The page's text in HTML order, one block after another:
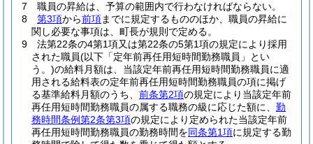
7
職員の昇給は、予算の範囲内で行わなければならない。
8
第3項から前項までに規定するもののほか、職員の昇給に
関し必要な事項は、町長が規則で定める。
9
法第22条の4第1項又は第22条の5第1項の規定により採用
された職員(以下「定年前再任用短時間勤務職員」とい
う。)の給料月額は、当該定年前再任用短時間勤務職員に適
用される給料表の定年前再任用短時間勤務職員の項に掲げ
る基準給料月額のうち、 前条第2項の規定により当該定年前
再任用短時間勤務職員の属する職務の級に応じた額に、 勤
務時間条例第2条第3項の規定により定められた当該定年前
再任用短時間勤務職員の勤務時間を同条第1項に規定する勤